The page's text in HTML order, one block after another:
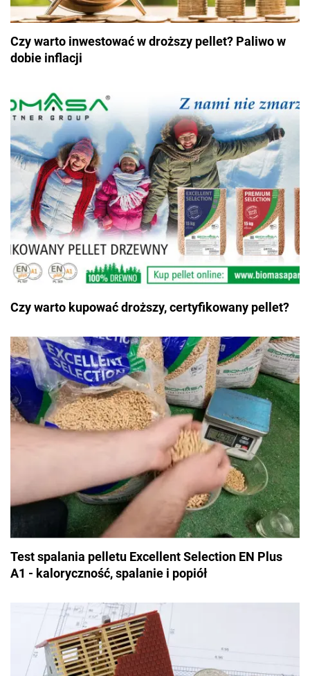
Czy warto inwestować w droższy pellet? Paliwo w
dobie inflacji
Czy warto kupować droższy, certyfikowany pellet?
Test spalania pelletu Excellent Selection EN Plus
A1 - kaloryczność, spalanie i popiół